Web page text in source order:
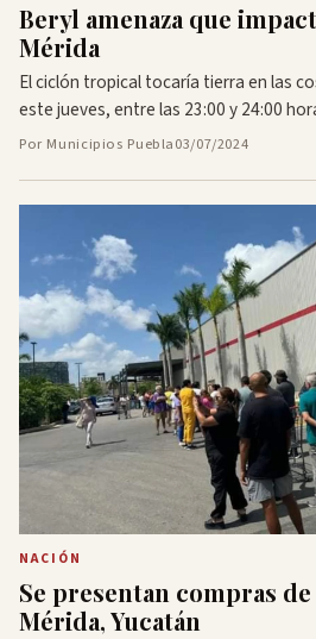
Beryl amenaza que
Mérida
El ciclón tropical tocaría tierra en las
este jueves, entre las 23:00 y 24:00
Por Municipios Puebla03/07/2024
NACIÓN
Se presentan compras
Mérida, Yucatán